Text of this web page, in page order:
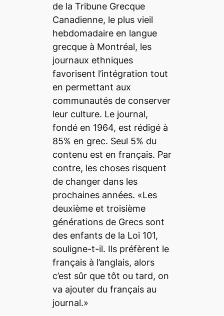
de la Tribune Grecque
Canadienne, le plus vieil
hebdomadaire en langue
grecque à Montréal, les
journaux ethniques
favorisent l’intégration tout
en permettant aux
communautés de conserver
leur culture. Le journal,
fondé en 1964, est rédigé à
85% en grec. Seul 5% du
contenu est en français. Par
contre, les choses risquent
de changer dans les
prochaines années. «Les
deuxième et troisième
générations de Grecs sont
des enfants de la Loi 101,
souligne-t-il. Ils préfèrent le
français à l’anglais, alors
c’est sûr que tôt ou tard, on
va ajouter du français au
journal.»